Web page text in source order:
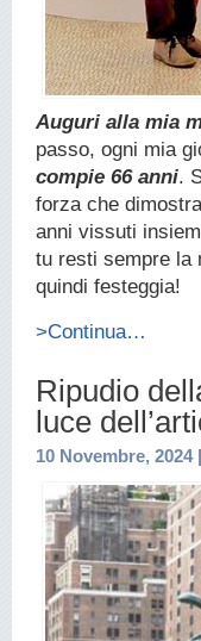
Auguri alla mia
passo, ogni mia
compie 66 anni.
forza che
anni vissuti
tu resti sempre la
quindi festeggia!
>Continua…
Ripudio
luce
10 Novembre,